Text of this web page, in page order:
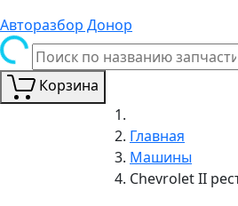
Авторазбор Донор
Корзина
Главная
Машины
Chevrolet II